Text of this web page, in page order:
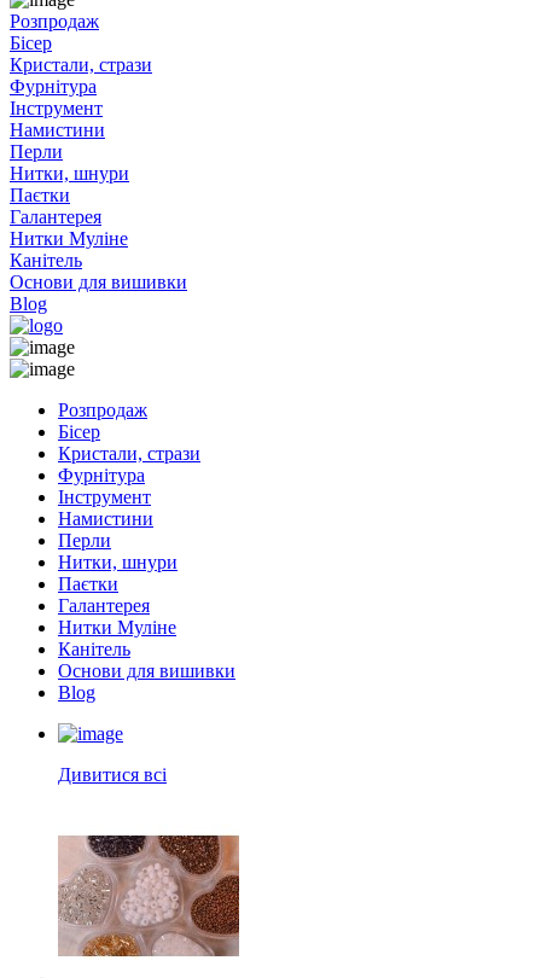
Розпродаж
Бісер
Кристали, стрази
Фурнітура
Інструмент
Намистини
Перли
Нитки, шнури
Паєтки
Галантерея
Нитки Муліне
Канітель
Основи для вишивки
Blog
Розпродаж
Бісер
Кристали, стрази
Фурнітура
Інструмент
Намистини
Перли
Нитки, шнури
Паєтки
Галантерея
Нитки Муліне
Канітель
Основи для вишивки
Blog
Дивитися всі